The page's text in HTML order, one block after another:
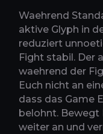
Waehrend
aktive Glyph in
reduziert
Fight stabil. Der
waehrend der
Euch nicht an
dass das Game
belohnt. Bewegt
weiter an und